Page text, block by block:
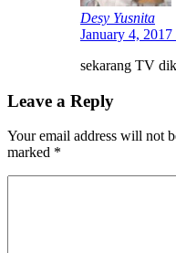
Desy Yusnita
January 4,
sekarang TV
Leave a Reply
Your email address will not
marked *